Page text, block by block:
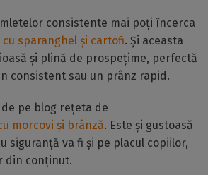
consistente mai poți încerca
cu sparanghel și cartofi. Și aceasta
și plină de prospețime, perfectă
consistent sau un prânz rapid.
pe blog rețeta de
morcovi și brânză. Este și gustoasă
siguranță va fi și pe placul copiilor,
din conținut.